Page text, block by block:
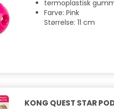
termoplastisk
Farve: Pink
Størrelse: 11 cm
KONG QUEST STAR